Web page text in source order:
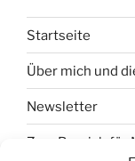
Startseite
Über mich und
Newsletter
Zum Bereich für